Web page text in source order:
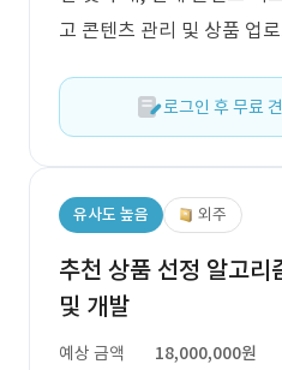
고 콘텐츠 관리 및 상품 업
로그인 후 무료
유사도 높음 외주
추천 상품 선정 알고리
및 개발
예상 금액
18,000,000원